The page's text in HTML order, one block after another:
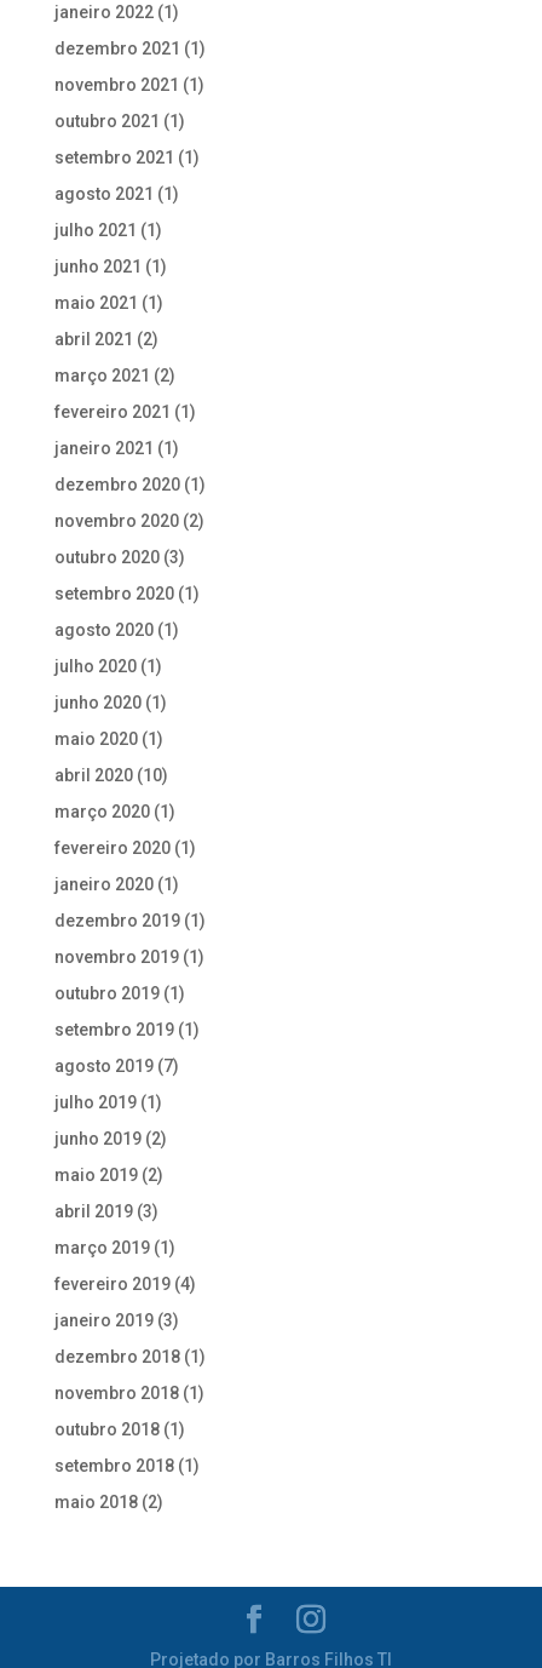
janeiro 2022(1)
dezembro 2021 (1)
novembro 2021 (1)
outubro 2021 (1)
setembro 2021 (1)
agosto 2021 (1)
julho 2021 (1)
junho 2021 (1)
maio 2021 (1)
abril 2021 (2)
março 2021 (2)
fevereiro 2021 (1)
janeiro 2021 (1)
dezembro 2020(1)
novembro 2020(2)
outubro 2020(3)
setembro 2020(1)
agosto 2020(1)
julho 2020(1)
junho 2020(1)
maio 2020(1)
abril 2020(10)
março 2020(1)
fevereiro 2020(1)
janeiro 2020(1)
dezembro 2019(1)
novembro 2019(1)
outubro 2019(1)
setembro 2019(1)
agosto 2019(7)
julho 2019(1)
junho 2019(2)
maio 2019(2)
abril 2019(3)
março 2019(1)
fevereiro 2019(4)
janeiro 2019(3)
dezembro 2018(1)
novembro 2018(1)
outubro 2018(1)
setembro 2018(1)
maio 2018(2)
Projetado por Barros Filhos TI